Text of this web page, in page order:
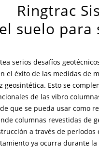
Ringtrac
suelo para
serios desafíos
el éxito de las medidas
Esto se
de las vibro
que se pueda usar como
columnas revestidas
a través de
ya ocurra durante